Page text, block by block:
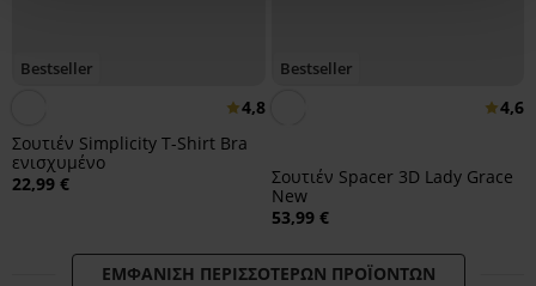
Bestseller
4,8
Σουτιέν Simplicity T-Shirt Bra
ενισχυμένο
22,99 €
Bestseller
4,6
Σουτιέν Spacer 3D Lady Grace
New
53,99 €
ΕΜΦΆΝΙΣΗ ΠΕΡΙΣΣΌΤΕΡΩΝ ΠΡΟΪΌΝΤΩΝ